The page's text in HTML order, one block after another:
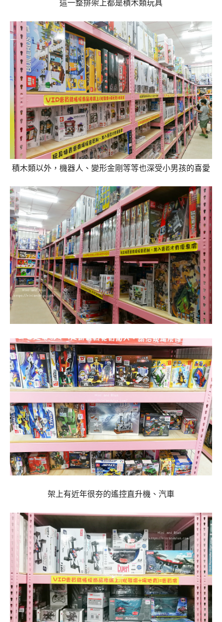
這一整排架上都是積木類玩具
積木類以外，機器人、變形金剛等等也深受小男孩的喜愛
架上有近年很夯的遙控直升機、汽車